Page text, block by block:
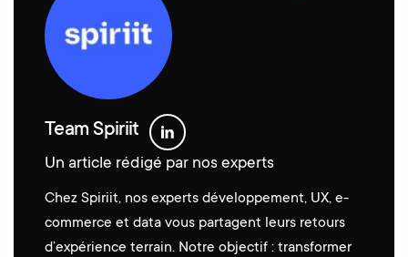
Team Spiriit
Un article rédigé par nos experts
Chez Spiriit, nos experts développement, UX, e-
commerce et data vous partagent leurs retours
d’expérience terrain. Notre objectif : transformer